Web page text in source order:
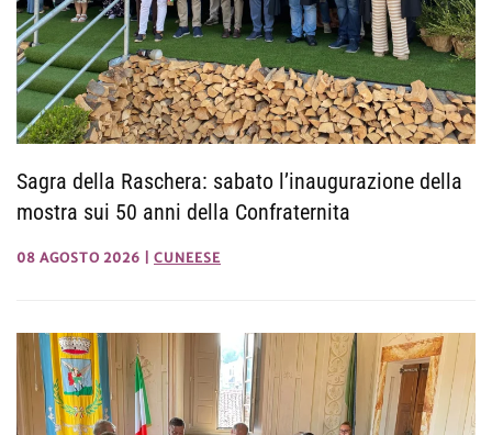
Sagra della Raschera: sabato l’inaugurazione della
mostra sui 50 anni della Confraternita
08 AGOSTO 2026 CUNEESE